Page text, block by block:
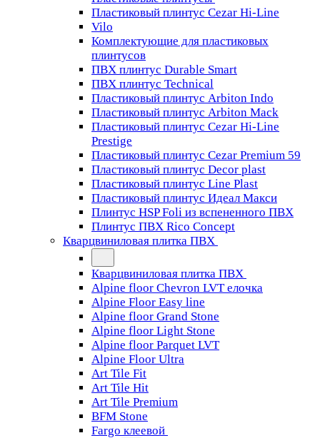
Пластиковый плинтус Cezar Hi-Line
Vilo
Комплектующие для пластиковых
плинтусов
ПВХ плинтус Durable Smart
ПВХ плинтус Technical
Пластиковый плинтус Arbiton Indo
Пластиковый плинтус Arbiton Mack
Пластиковый плинтус Cezar Hi-Line
Prestige
Пластиковый плинтус Cezar Premium 59
Пластиковый плинтус Decor plast
Пластиковый плинтус Line Plast
Пластиковый плинтус Идеал Макси
Плинтус HSP Foli из вспененного ПВХ
Плинтус ПВХ Rico Concept
Кварцвиниловая плитка ПВХ
Кварцвиниловая плитка ПВХ
Alpine floor Chevron LVT елочка
Alpine Floor Easy line
Alpine floor Grand Stone
Alpine floor Light Stone
Alpine floor Parquet LVT
Alpine Floor Ultra
Art Tile Fit
Art Tile Hit
Art Tile Premium
BFM Stone
Fargo клеевой